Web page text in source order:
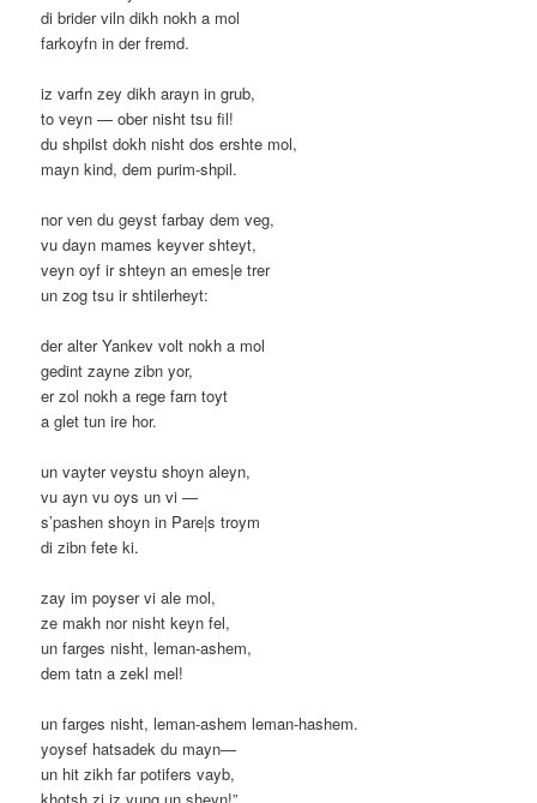
di brider viln dikh nokh a mol
farkoyfn in der fremd.
iz varfn zey dikh arayn in grub,
to veyn — ober nisht tsu fil!
du shpilst dokh nisht dos ershte mol,
mayn kind, dem purim-shpil.
nor ven du geyst farbay dem veg,
vu dayn mames keyver shteyt,
veyn oyf ir shteyn an emes|e trer
un zog tsu ir shtilerheyt:
der alter Yankev volt nokh a mol
gedint zayne zibn yor,
er zol nokh a rege farn toyt
a glet tun ire hor.
un vayter veystu shoyn aleyn,
vu ayn vu oys un vi —
s’pashen shoyn in Pare|s troym
di zibn fete ki.
zay im poyser vi ale mol,
ze makh nor nisht keyn fel,
un farges nisht, leman-ashem,
dem tatn a zekl mel!
un farges nisht, leman-ashem leman-hashem.
yoysef hatsadek du mayn—
un hit zikh far potifers vayb,